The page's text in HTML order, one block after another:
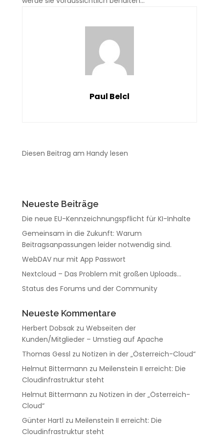
Paul Belcl
Diesen Beitrag am Handy lesen
Neueste Beiträge
Die neue EU-Kennzeichnungspflicht für KI-Inhalte
Gemeinsam in die Zukunft: Warum
Beitragsanpassungen leider notwendig sind.
WebDAV nur mit App Passwort
Nextcloud – Das Problem mit großen Uploads…
Status des Forums und der Community
Neueste Kommentare
Herbert Dobsakzu Webseiten der
Kunden/Mitglieder – Umstieg auf Apache
Thomas Gessl zu Notizen in der „Österreich-Cloud“
Helmut Bittermann zu Meilenstein II erreicht: Die
Cloudinfrastruktur steht
Helmut Bittermann zu Notizen in der „Österreich-
Cloud“
Günter Hartl zu Meilenstein II erreicht: Die
Cloudinfrastruktur steht